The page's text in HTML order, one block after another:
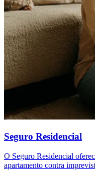
Seguro Residencial
O Seguro Residencial
apartamento contra